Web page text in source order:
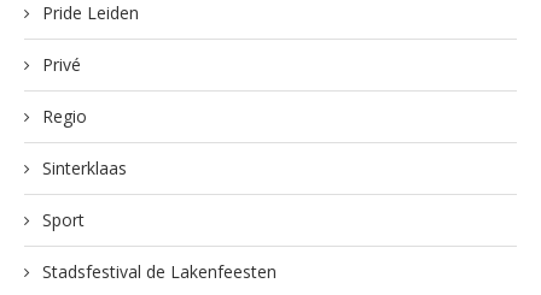
Pride Leiden
Privé
Regio
Sinterklaas
Sport
Stadsfestival de Lakenfeesten